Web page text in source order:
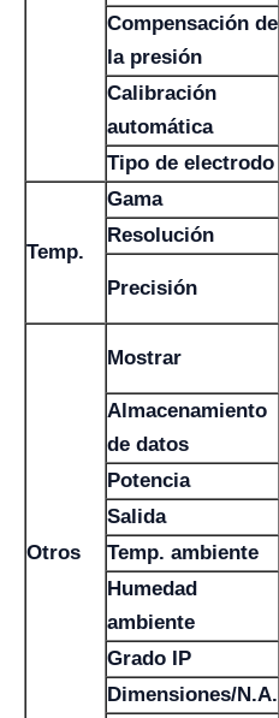
Compensación de
la presión
Calibración
automática
Tipo de electrodo
Temp.
Gama
Resolución
Precisión
Otros
Mostrar
Almacenamiento
de datos
Potencia
Salida
Temp. ambiente
Humedad
ambiente
Grado IP
Dimensiones/N.A.